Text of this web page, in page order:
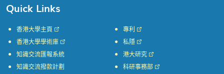
Quick Links
香港大學主頁
香港大學學術庫
知識交流匯報系統
知識交流撥款計劃
專利
私隱
港大研究
科研事務部